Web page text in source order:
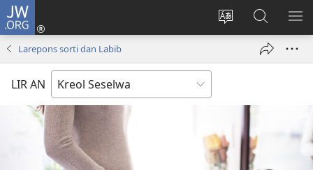
JW.ORG
Sanz
Log
window)
Rode
JW.ORG
Larepons sorti dan Labib
LIR AN